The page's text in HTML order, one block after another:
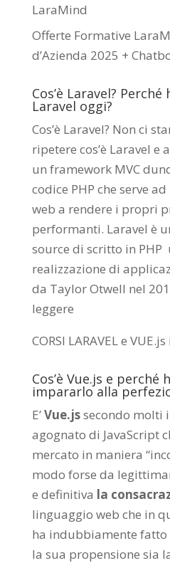
LaraMind
Offerte Formative
d’Azienda 2025 +
Cos’è Laravel?
Laravel oggi?
Cos’è Laravel? Non ci
ripetere cos’è Laravel e
un framework MVC
codice PHP che serve
web a rendere i propri
performanti. Laravel è
source di scritto in PHP
realizzazione di
da Taylor Otwell nel
leggere
CORSI LARAVEL e
Cos’è Vue.js e perché
impararlo alla
E’Vue.jssecondo molti
agognato di JavaScript
mercato in maniera
modo forse da
e definitiva la
linguaggio web che in
ha indubbiamente
la sua propensione sia